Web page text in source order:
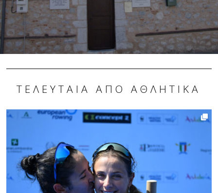
ΤΕΛΕΥΤΑΊΑ ΑΠΌ ΑΘΛΗΤΙΚΆ